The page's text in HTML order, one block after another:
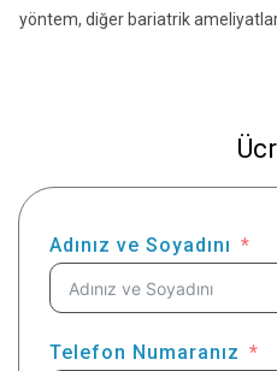
yöntem, diğer bariatrik
Adınız ve Soyadını
Telefon Numaranız